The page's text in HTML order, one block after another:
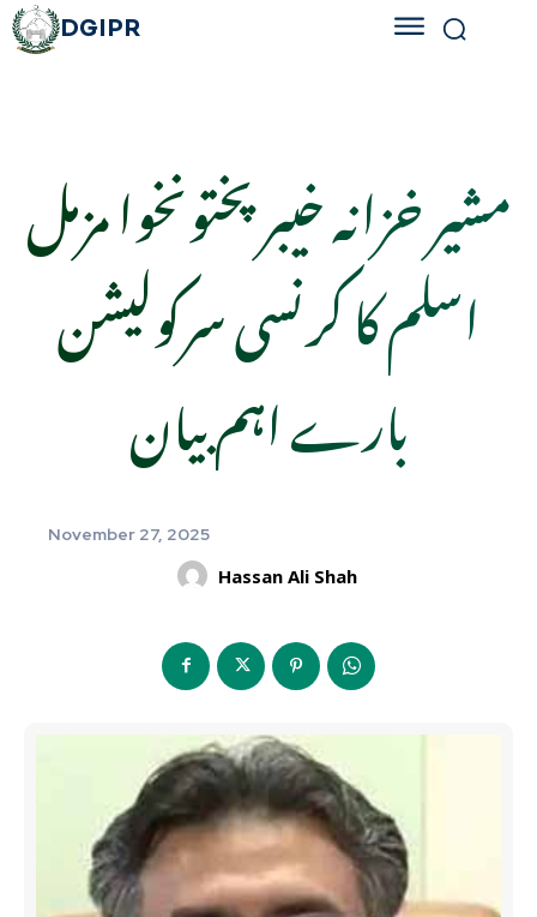
DGIPR
مشیر خزانہ خیبرپختونخوا مزمل
اسلم کا کرنسی سرکولیشن
بارے اہم بیان
November 27, 2025
Hassan Ali Shah